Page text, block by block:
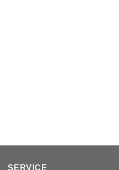
SERVICE